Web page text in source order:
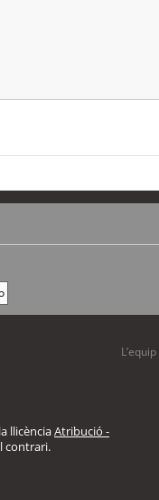
L’equip
llicènciaAtribució -
contrari.